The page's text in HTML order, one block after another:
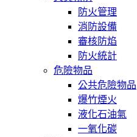
防火管理
消防設備
審核防焰
防火統計
危險物品
公共危險物品
爆竹煙火
液化石油氣
一氧化碳